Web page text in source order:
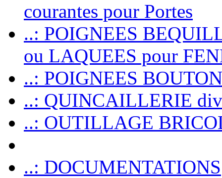
courantes pour Portes
..: POIGNEES
ou LAQUEES pour
..: POIGNEES
..: QUINCAILLERIE
..: OUTILLAGE
..: DOCUMENTATIONS